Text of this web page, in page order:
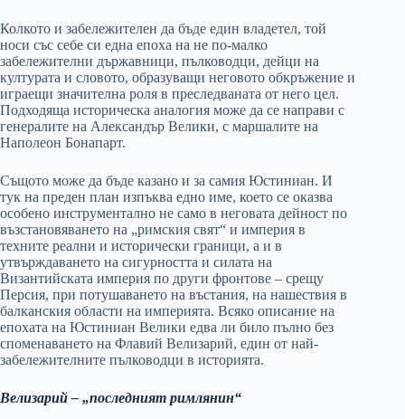
Колкото и забележителен да бъде един владетел, той
носи със себе си една епоха на не по-малко
забележителни държавници, пълководци, дейци на
културата и словото, образуващи неговото обкръжение и
играещи значителна роля в преследваната от него цел.
Подходяща историческа аналогия може да се направи с
генералите на Александър Велики, с маршалите на
Наполеон Бонапарт.
Същото може да бъде казано и за самия Юстиниан. И
тук на преден план изпъква едно име, което се оказва
особено инструментално не само в неговата дейност по
възстановяването на „римския свят“ и империя в
техните реални и исторически граници, а и в
утвърждаването на сигурността и силата на
Византийската империя по други фронтове – срещу
Персия, при потушаването на въстания, на нашествия в
балканския области на империята. Всяко описание на
епохата на Юстиниан Велики едва ли било пълно без
споменаването на Флавий Велизарий, един от най-
забележителните пълководци в историята.
Велизарий – „последният римлянин“